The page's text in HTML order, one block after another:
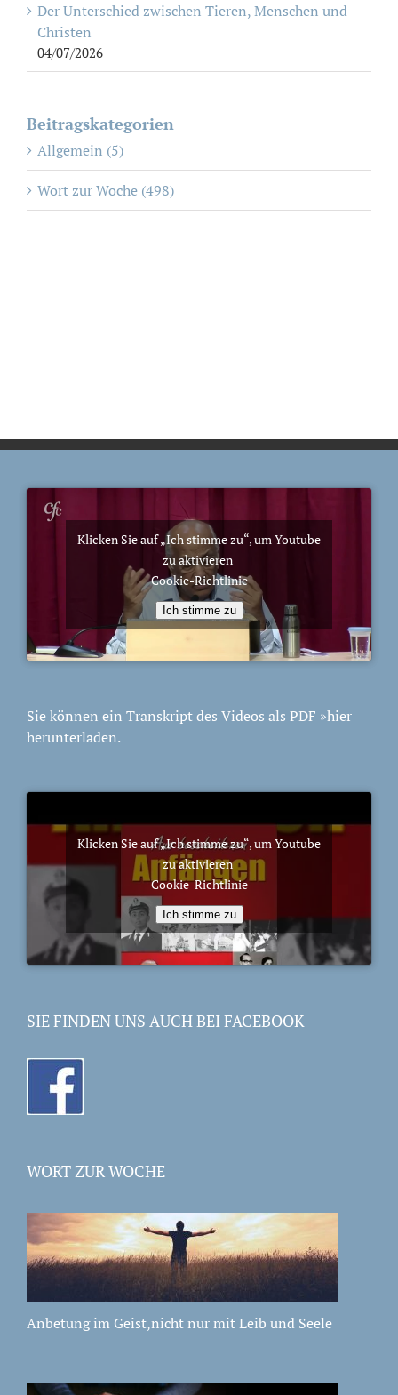
Der Unterschied zwischen Tieren, Menschen und
Christen
04/07/2026
Beitragskategorien
Allgemein (5)
Wort zur Woche (498)
Klicken Sie auf „Ich stimme zu“, um Youtube
zu aktivieren
Cookie-Richtlinie
Ich stimme zu
Sie können ein Transkript des Videos als PDF »hier
herunterladen.
Klicken Sie auf „Ich stimme zu“, um Youtube
zu aktivieren
Cookie-Richtlinie
Ich stimme zu
SIE FINDEN UNS AUCH BEI FACEBOOK
WORT ZUR WOCHE
Anbetung im Geist,nicht nur mit Leib und Seele